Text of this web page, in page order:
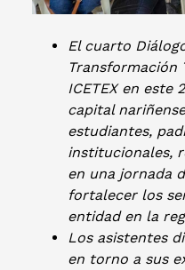
El cuarto
Transformación
ICETEX en este
capital
estudiantes,
institucionales,
en una jornada
fortalecer los
entidad en la
Los asistentes
en torno a sus